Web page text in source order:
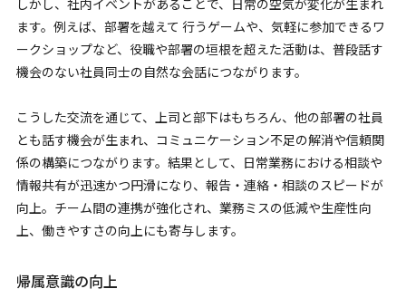
しかし、社内イベントがあることで、日常の空気が変化が生まれ
ます。例えば、部署を越えて 行うゲームや、気軽に参加できるワ
ークショップなど、役職や部署の垣根を超えた活動は、普段話す
機会のない社員同士の自然な会話につながります。
こうした交流を通じて、上司と部下はもちろん、他の部署の社員
とも話す機会が生まれ、コミュニケーション不足の解消や信頼関
係の構築につながります。結果として、日常業務における相談や
情報共有が迅速かつ円滑になり、報告・連絡・相談のスピードが
向上。チーム間の連携が強化され、業務ミスの低減や生産性向
上、働きやすさの向上にも寄与します。
帰属意識の向上